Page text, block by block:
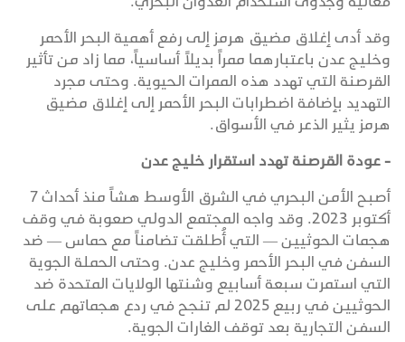
وقد أدى إغلاق مضيق هرمز إلى رفع أهمية البحر الأحمر
وخليج عدن باعتبارهما ممراً بديلاً أساسياً، مما زاد من تأثير
القرصنة التي تهدد هذه الممرات الحيوية. وحتى مجرد
التهديد بإضافة اضطرابات البحر الأحمر إلى إغلاق مضيق
هرمز يثير الذعر في الأسواق.
- عودة القرصنة تهدد استقرار خليج عدن
أصبح الأمن البحري في الشرق الأوسط هشاً منذ أحداث 7
أكتوبر 2023. وقد واجه المجتمع الدولي صعوبة في وقف
هجمات الحوثيين — التي أُطلقت تضامناً مع حماس — ضد
السفن في البحر الأحمر وخليج عدن. وحتى الحملة الجوية
التي استمرت سبعة أسابيع وشنتها الولايات المتحدة ضد
الحوثيين في ربيع 2025 لم تنجح في ردع هجماتهم على
السفن التجارية بعد توقف الغارات الجوية.